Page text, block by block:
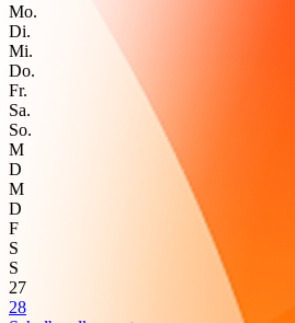
Mo.
Di.
Mi.
Do.
Fr.
Sa.
So.
M
D
M
D
F
S
S
27
28